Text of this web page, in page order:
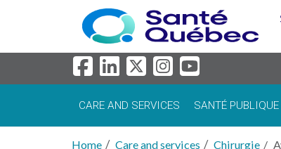
Skip to main content
CARE AND SERVICES SANTÉ PUBLIQUE
Home Care and services Chirurgie